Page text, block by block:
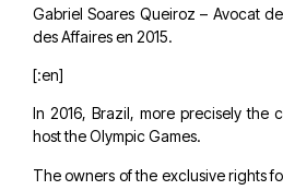
Gabriel Soares Queiroz – Avocat
des Affaires en 2015.
[:en]
In 2016, Brazil, more precisely the
host the Olympic Games.
The owners of the exclusive rights